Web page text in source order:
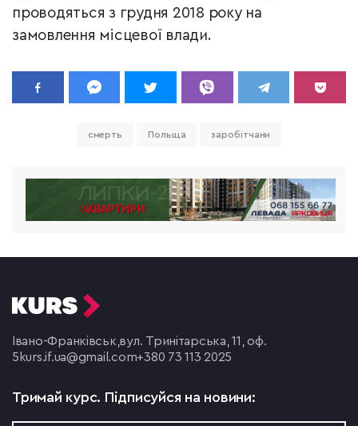
проводяться з грудня 2018 року на
замовлення місцевої влади.
смерть Польща заробітчани
Івано-Франківськ,вул. Тринітарська, 11, оф.
5 kurs.if.ua@gmail.com+380 73 113 2025
Тримай курс. Підписуйся на новини: